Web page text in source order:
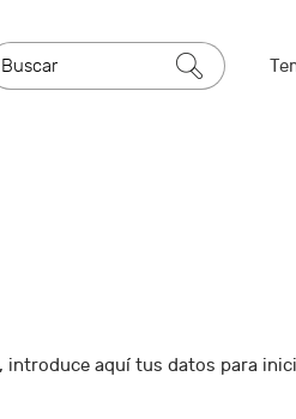
introduce aquí tus datos para